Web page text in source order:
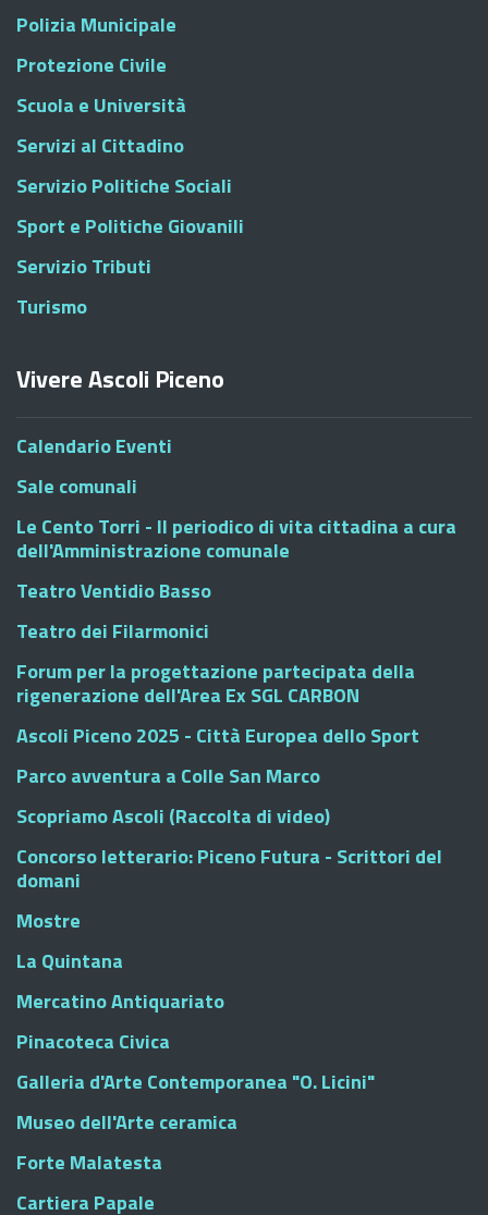
Polizia Municipale
Protezione Civile
Scuola e Università
Servizi al Cittadino
Servizio Politiche Sociali
Sport e Politiche Giovanili
Servizio Tributi
Turismo
Vivere Ascoli Piceno
Calendario Eventi
Sale comunali
Le Cento Torri - Il periodico di vita cittadina a cura
dell'Amministrazione comunale
Teatro Ventidio Basso
Teatro dei Filarmonici
Forum per la progettazione partecipata della
rigenerazione dell'Area Ex SGL CARBON
Ascoli Piceno 2025 - Città Europea dello Sport
Parco avventura a Colle San Marco
Scopriamo Ascoli (Raccolta di video)
Concorso letterario: Piceno Futura - Scrittori del
domani
Mostre
La Quintana
Mercatino Antiquariato
Pinacoteca Civica
Galleria d'Arte Contemporanea "O. Licini"
Museo dell'Arte ceramica
Forte Malatesta
Cartiera Papale